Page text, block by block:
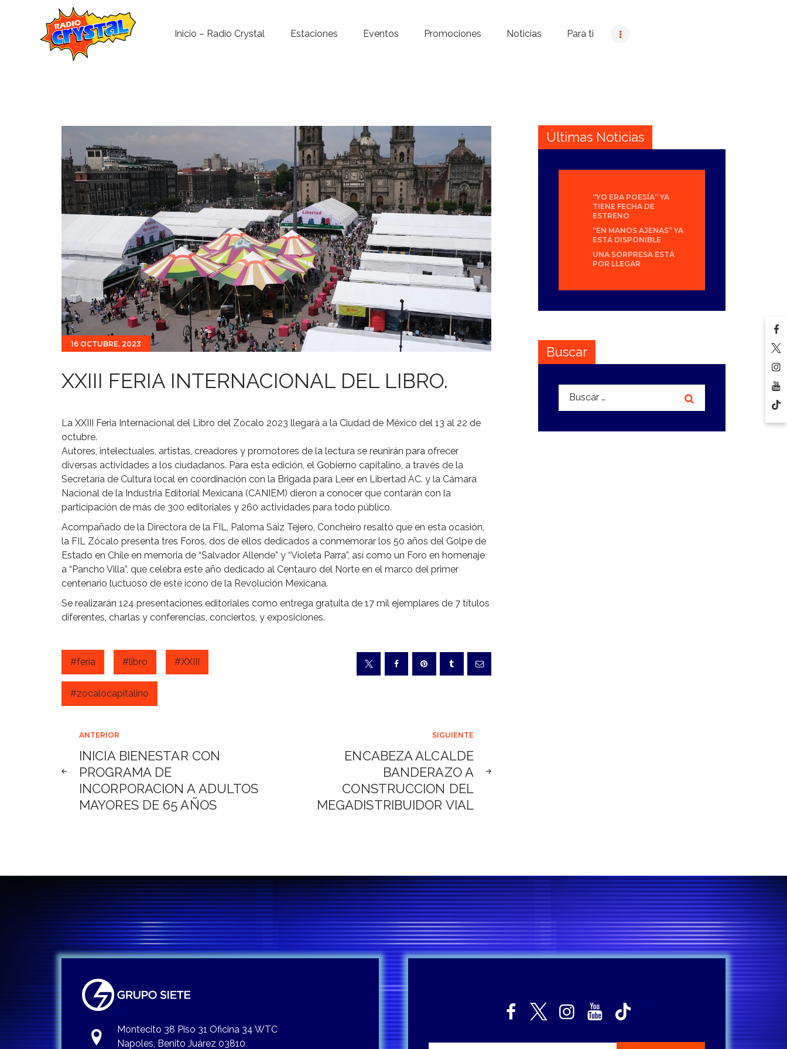
Inicio – Radio Crystal Estaciones Eventos Promociones Noticias Para ti
Noticias
Para ti
Contacto
16 OCTUBRE, 2023
XXIII FERIA INTERNACIONAL DEL LIBRO.
La XXIII Feria Internacional del Libro del Zócalo 2023 llegará a la Ciudad de México del 13 al 22 de
octubre.
Autores, intelectuales, artistas, creadores y promotores de la lectura se reunirán para ofrecer
diversas actividades a los ciudadanos. Para esta edición, el Gobierno capitalino, a través de la
Secretaría de Cultura local en coordinación con la Brigada para Leer en Libertad AC. y la Cámara
Nacional de la Industria Editorial Mexicana (CANIEM) dieron a conocer que contarán con la
participación de más de 300 editoriales y 260 actividades para todo público.
Acompañado de la Directora de la FIL, Paloma Sáiz Tejero, Concheiro resaltó que en esta ocasión,
la FIL Zócalo presenta tres Foros, dos de ellos dedicados a conmemorar los 50 años del Golpe de
Estado en Chile en memoria de “Salvador Allende” y “Violeta Parra”, así como un Foro en homenaje
a “Pancho Villa”, que celebra este año dedicado al Centauro del Norte en el marco del primer
centenario luctuoso de este ícono de la Revolución Mexicana.
Se realizarán 124 presentaciones editoriales como entrega gratuita de 17 mil ejemplares de 7 títulos
diferentes, charlas y conferencias, conciertos, y exposiciones.
#feria #libro #XXIII
#zocalocapitalino
Navegación
de
entradas
ANTERIOR
INICIA BIENESTAR CON
PROGRAMA DE
INCORPORACION A ADULTOS
MAYORES DE 65 AÑOS
SIGUIENTE
ENCABEZA ALCALDE
BANDERAZO A
CONSTRUCCION DEL
MEGADISTRIBUIDOR VIAL
Últimas Noticias
“YO ERA POESÍA” YA
TIENE FECHA DE
ESTRENO
“EN MANOS AJENAS” YA
ESTÁ DISPONIBLE
UNA SORPRESA ESTÁ
POR LLEGAR
Buscar
Buscar:
Montecito 38 Piso 31 Oficina 34 WTC
Napoles, Benito Juárez 03810